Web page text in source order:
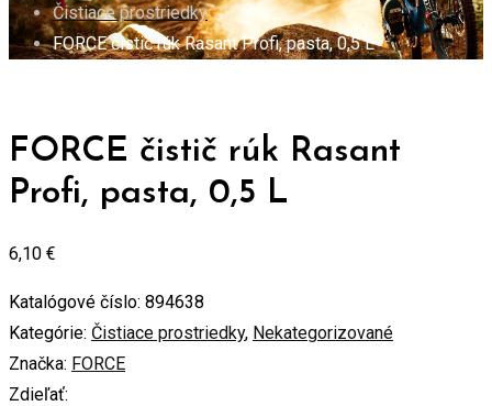
Čistiace prostriedky
FORCE čistič rúk Rasant Profi, pasta, 0,5 L
FORCE čistič rúk Rasant
Profi, pasta, 0,5 L
6,10 €
Katalógové číslo: 894638
Kategórie: Čistiace prostriedky, Nekategorizované
Značka: FORCE
Zdieľať: